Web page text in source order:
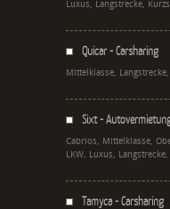
Luxus, Langstrecke,
Quicar - Carsharing
Mittelklasse,
Sixt -
Cabrios, Mittelklasse,
LKW, Luxus,
Tamyca - Carsharing